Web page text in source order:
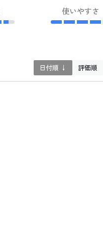
使いやすさ
日付順 ↓ 評価順